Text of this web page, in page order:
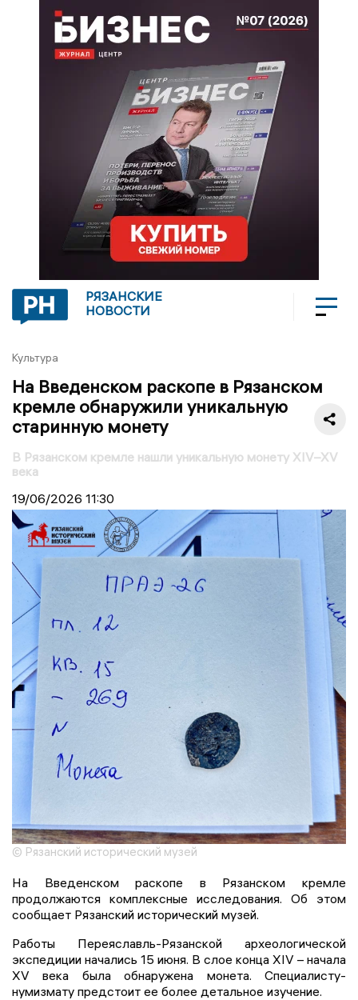
РЯЗАНСКИЕ
НОВОСТИ
Культура
На Введенском раскопе в Рязанском
кремле обнаружили уникальную
старинную монету
В Рязанском кремле нашли уникальную монету XIV–XV
века
19/06/2026 11:30
© Рязанский исторический музей
На Введенском раскопе в Рязанском кремле
продолжаются комплексные исследования. Об этом
сообщает Рязанский исторический музей.
Работы Переяславль-Рязанской археологической
экспедиции начались 15 июня. В слое конца XIV – начала
XV века была обнаружена монета. Специалисту-
нумизмату предстоит ее более детальное изучение.